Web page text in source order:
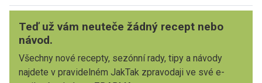
Teď už vám neuteče žádný recept nebo
návod.
Všechny nové recepty, sezónní rady, tipy a návody
najdete v pravidelném JakTak zpravodaji ve své e-